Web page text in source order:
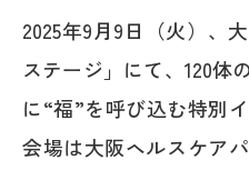
2025年9月9日（火）、
ステージ」にて、120体
に“福”を呼び込む特別
会場は大阪ヘルスケア